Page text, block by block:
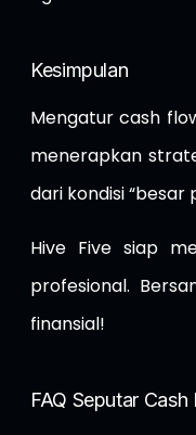
Kesimpulan
Mengatur cash
menerapkan
dari kondisi “besar
Hive Five siap
profesional.
finansial!
FAQ Seputar Cash